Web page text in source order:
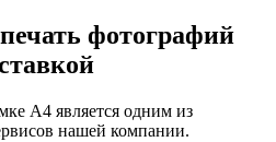
фотографий
А4 является одним из
нашей компании.